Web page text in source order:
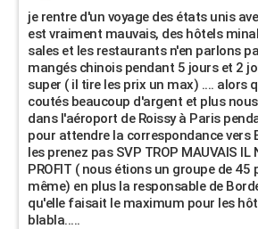
je rentre d'un voyage des états unis
est vraiment mauvais, des hôtels
sales et les restaurants n'en parlons
mangés chinois pendant 5 jours et 2
super ( il tire les prix un max) .... alors
coutés beaucoup d'argent et plus
dans l'aéroport de Roissy à Paris
pour attendre la correspondance vers
les prenez pas SVP TROP MAUVAIS IL
PROFIT ( nous étions un groupe de 45
même) en plus la responsable de
qu'elle faisait le maximum pour les
blabla.....